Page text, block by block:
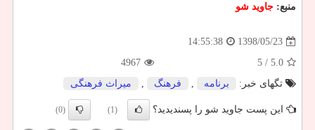
منبع: جاوید شو
1398/05/23
14:55:38
5.0
/ 5
4967
تگهای خبر:
برنامه , فرهنگ , میراث فرهنگی
این پست جاوید شو را پسندیدید؟ (1)
(0)